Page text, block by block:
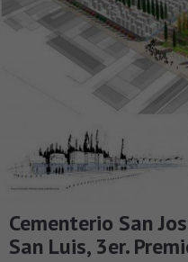
Cementerio San
San Luis, 3er.